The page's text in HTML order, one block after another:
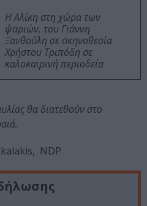
Η Αλίκη στη χώρα των
ψαριών, του Γιάννη
Ξανθούλη σε σκηνοθεσία
Χρήστου Τριπόδη σε
καλοκαιρινή περιοδεία
θα διατεθούν στο
NDP